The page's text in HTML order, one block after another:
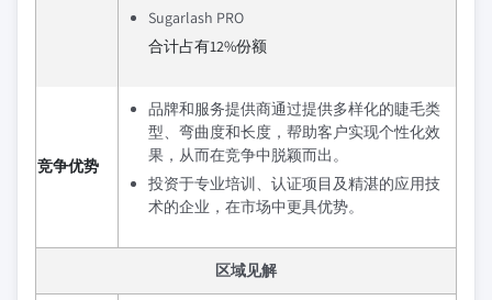
Sugarlash PRO
合计占有12%份额
竞争优势
品牌和服务提供商通过提供多样化的睫毛类
型、弯曲度和长度，帮助客户实现个性化效
果，从而在竞争中脱颖而出。
投资于专业培训、认证项目及精湛的应用技
术的企业，在市场中更具优势。
区域见解